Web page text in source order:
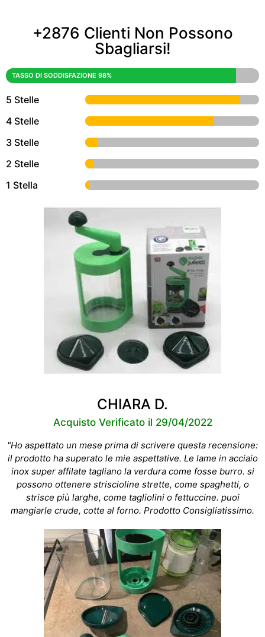
+2876 Clienti Non Possono
Sbagliarsi!
TASSO DI SODDISFAZIONE 98%
5 Stelle
4 Stelle
3 Stelle
2 Stelle
1 Stella
CHIARA D.
Acquisto Verificato il 29/04/2022
"Ho aspettato un mese prima di scrivere questa recensione:
il prodotto ha superato le mie aspettative. Le lame in acciaio
inox super affilate tagliano la verdura come fosse burro. si
possono ottenere striscioline strette, come spaghetti, o
strisce più larghe, come tagliolini o fettuccine. puoi
mangiarle crude, cotte al forno. Prodotto Consigliatissimo.